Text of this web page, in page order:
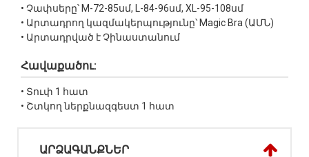
• Չափսերը՝ M-72-85սմ, L-84-96սմ, XL-95-108սմ
• Արտադրող կազմակերպությունը՝ Magic Bra (ԱՄՆ)
• Արտադրված է Չինաստանում
Հավաքածու:
• Տուփ 1 հատ
• Շտկող ներքնազգեստ 1 հատ
ԱՐՁԱԳԱՆՔՆԵՐ